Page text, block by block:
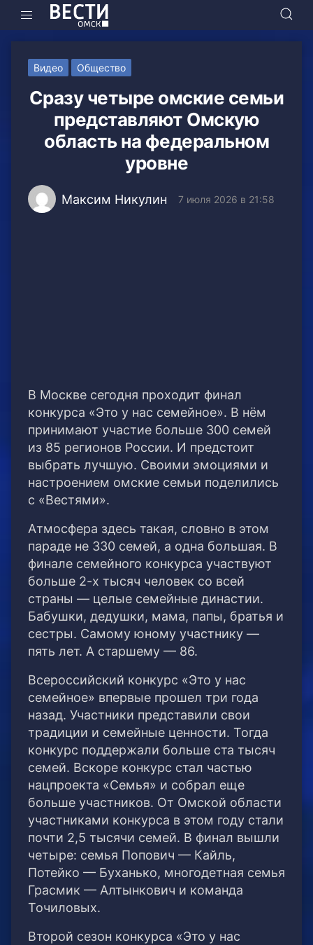
Видео Общество
Сразу четыре омские семьи
представляют Омскую
область на федеральном
уровне
Максим Никулин 7 июля 2026 в 21:58
В Москве сегодня проходит финал
конкурса «Это у нас семейное». В нём
принимают участие больше 300 семей
из 85 регионов России. И предстоит
выбрать лучшую. Своими эмоциями и
настроением омские семьи поделились
с «Вестями».
Атмосфера здесь такая, словно в этом
параде не 330 семей, а одна большая. В
финале семейного конкурса участвуют
больше 2-х тысяч человек со всей
страны — целые семейные династии.
Бабушки, дедушки, мама, папы, братья и
сестры. Самому юному участнику —
пять лет. А старшему — 86.
Всероссийский конкурс «Это у нас
семейное» впервые прошел три года
назад. Участники представили свои
традиции и семейные ценности. Тогда
конкурс поддержали больше ста тысяч
семей. Вскоре конкурс стал частью
нацпроекта «Семья» и собрал еще
больше участников. От Омской области
участниками конкурса в этом году стали
почти 2,5 тысячи семей. В финал вышли
четыре: семья Попович — Кайль,
Потейко — Буханько, многодетная семья
Грасмик — Алтынкович и команда
Точиловых.
Второй сезон конкурса «Это у нас